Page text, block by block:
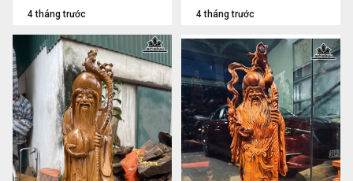
4 tháng trước 4 tháng trước